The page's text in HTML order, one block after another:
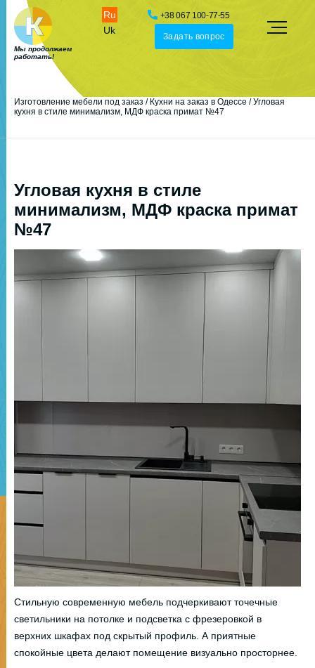
Мы продолжаем
работать!
Uk
Ru +38 067 100-77-55
Задать вопрос
Изготовление мебели под заказ / Кухни на заказ в Одессе /Угловая
кухня в стиле минимализм, МДФ краска примат №47
Угловая кухня в стиле
минимализм, МДФ краска примат
№47
Стильную современную мебель подчеркивают точечные
светильники на потолке и подсветка с фрезеровкой в
верхних шкафах под скрытый профиль. А приятные
спокойные цвета делают помещение визуально просторнее.